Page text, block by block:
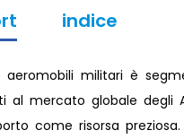
indice
militari è
al mercato globale
come risorsa